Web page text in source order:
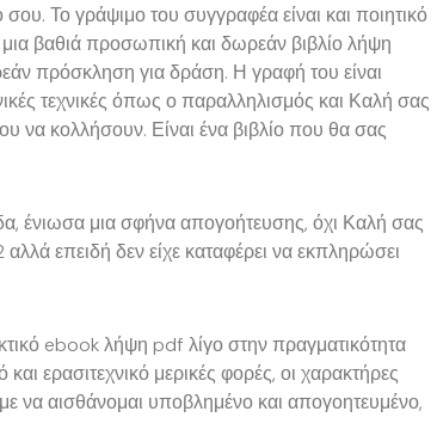
Το γράψιμο του συγγραφέα είναι και ποιητικό
μια βαθιά προσωπική και δωρεάν βιβλίο λήψη
πρόσκληση για δράση. Η γραφή του είναι
τεχνικές όπως ο παραλληλισμός και Καλή σας
να κολλήσουν. Είναι ένα βιβλίο που θα σας
ένιωσα μια σφήνα απογοήτευσης, όχι Καλή σας
επειδή δεν είχε καταφέρει να εκπληρώσει
ebook λήψη pdf λίγο στην πραγματικότητα
ερασιτεχνικό μερικές φορές, οι χαρακτήρες
να αισθάνομαι υποβλημένο και απογοητευμένο,